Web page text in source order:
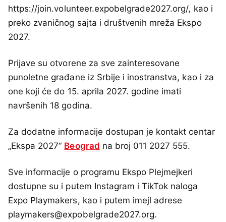
https://join.volunteer.expobelgrade2027.org/, kao i
preko zvaničnog sajta i društvenih mreža Ekspo
2027.
Prijave su otvorene za sve zainteresovane
punoletne građane iz Srbije i inostranstva, kao i za
one koji će do 15. aprila 2027. godine imati
navršenih 18 godina.
Za dodatne informacije dostupan je kontakt centar
„Ekspa 2027“ Beograd na broj 011 2027 555.
Sve informacije o programu Ekspo Plejmejkeri
dostupne su i putem Instagram i TikTok naloga
Expo Playmakers, kao i putem imejl adrese
playmakers@expobelgrade2027.org.